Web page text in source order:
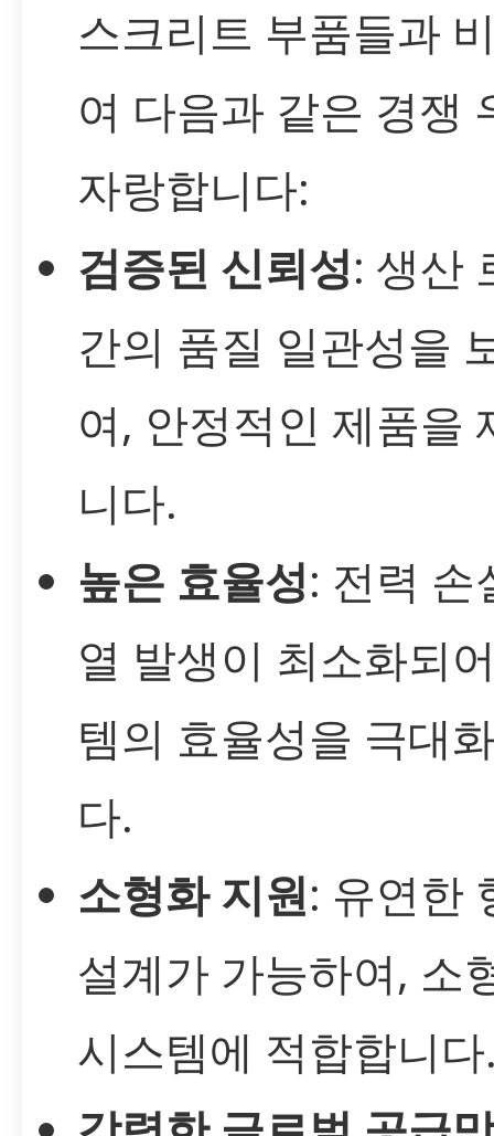
스크리트 부품들과
여 다음과 같은 경쟁
자랑합니다:
검증된 신뢰성: 생산
간의 품질 일관성을
여, 안정적인 제품을
니다.
높은 효율성: 전력 손
열 발생이 최소화되
템의 효율성을 극대
다.
소형화 지원: 유연한
설계가 가능하여, 소
시스템에 적합합니